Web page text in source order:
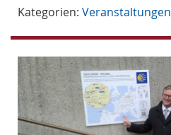
Kategorien: Veranstaltungen